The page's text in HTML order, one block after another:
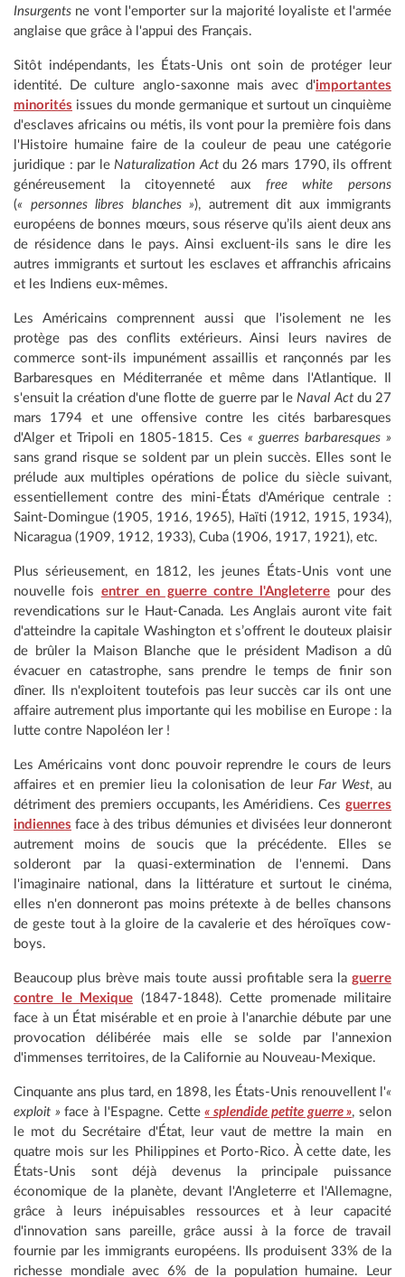
Insurgents ne vont l'emporter sur la majorité loyaliste et l'armée
anglaise que grâce à l'appui des Français.
Sitôt indépendants, les États-Unis ont soin de protéger leur
identité. De culture anglo-saxonne mais avec d'importantes
minorités issues du monde germanique et surtout un cinquième
d'esclaves africains ou métis, ils vont pour la première fois dans
l'Histoire humaine faire de la couleur de peau une catégorie
juridique : par leNaturalization Actdu 26 mars 1790, ils offrent
généreusement la citoyenneté aux free white persons
(« personnes libres blanches »), autrement dit aux immigrants
européens de bonnes mœurs, sous réserve qu’ils aient deux ans
de résidence dans le pays. Ainsi excluent-ils sans le dire les
autres immigrants et surtout les esclaves et affranchis africains
et les Indiens eux-mêmes.
Les Américains comprennent aussi que l'isolement ne les
protège pas des conflits extérieurs. Ainsi leurs navires de
commerce sont-ils impunément assaillis et rançonnés par les
Barbaresques en Méditerranée et même dans l'Atlantique. Il
s'ensuit la création d'une flotte de guerre par leNaval Actdu 27
mars 1794 et une offensive contre les cités barbaresques
d'Alger et Tripoli en 1805-1815. Ces « guerres barbaresques »
sans grand risque se soldent par un plein succès. Elles sont le
prélude aux multiples opérations de police du siècle suivant,
essentiellement contre des mini-États d'Amérique centrale :
Saint-Domingue (1905, 1916, 1965), Haïti (1912, 1915, 1934),
Nicaragua (1909, 1912, 1933), Cuba (1906, 1917, 1921), etc.
Plus sérieusement, en 1812, les jeunes États-Unis vont une
nouvelle fois entrer en guerre contre l'Angleterre pour des
revendications sur le Haut-Canada. Les Anglais auront vite fait
d'atteindre la capitale Washington et s’offrent le douteux plaisir
de brûler la Maison Blanche que le président Madison a dû
évacuer en catastrophe, sans prendre le temps de finir son
dîner. Ils n'exploitent toutefois pas leur succès car ils ont une
affaire autrement plus importante qui les mobilise en Europe : la
lutte contre Napoléon Ier !
Les Américains vont donc pouvoir reprendre le cours de leurs
affaires et en premier lieu la colonisation de leurFar West, au
détriment des premiers occupants, les Améridiens. Ces guerres
indiennes face à des tribus démunies et divisées leur donneront
autrement moins de soucis que la précédente. Elles se
solderont par la quasi-extermination de l'ennemi. Dans
l'imaginaire national, dans la littérature et surtout le cinéma,
elles n'en donneront pas moins prétexte à de belles chansons
de geste tout à la gloire de la cavalerie et des héroïques cow-
boys.
Beaucoup plus brève mais toute aussi profitable sera la guerre
contre le Mexique (1847-1848). Cette promenade militaire
face à un État misérable et en proie à l'anarchie débute par une
provocation délibérée mais elle se solde par l'annexion
d'immenses territoires, de la Californie au Nouveau-Mexique.
Cinquante ans plus tard, en 1898, les États-Unis renouvellent l'«
exploit »face à l'Espagne. Cette« splendide petite guerre », selon
le mot du Secrétaire d'État, leur vaut de mettre la main en
quatre mois sur les Philippines et Porto-Rico. À cette date, les
États-Unis sont déjà devenus la principale puissance
économique de la planète, devant l'Angleterre et l'Allemagne,
grâce à leurs inépuisables ressources et à leur capacité
d'innovation sans pareille, grâce aussi à la force de travail
fournie par les immigrants européens. Ils produisent 33% de la
richesse mondiale avec 6% de la population humaine. Leur